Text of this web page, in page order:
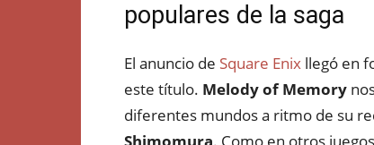
populares de la saga
El anuncio de Square Enix llegó en
este título. Melody of Memory
diferentes mundos a ritmo de su